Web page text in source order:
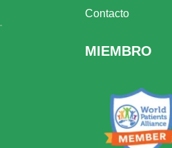
Contacto
MIEMBRO